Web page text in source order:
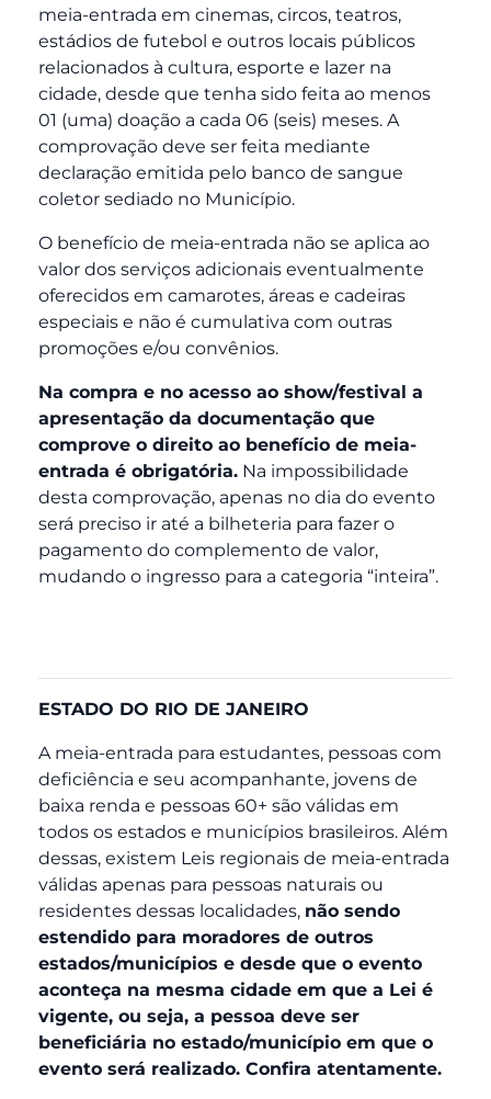
meia-entrada em cinemas, circos, teatros,
estádios de futebol e outros locais públicos
relacionados à cultura, esporte e lazer na
cidade, desde que tenha sido feita ao menos
01 (uma) doação a cada 06 (seis) meses. A
comprovação deve ser feita mediante
declaração emitida pelo banco de sangue
coletor sediado no Município.
O benefício de meia-entrada não se aplica ao
valor dos serviços adicionais eventualmente
oferecidos em camarotes, áreas e cadeiras
especiais e não é cumulativa com outras
promoções e/ou convênios.
Na compra e no acesso ao show/festival a
apresentação da documentação que
comprove o direito ao benefício de meia-
entrada é obrigatória. Na impossibilidade
desta comprovação, apenas no dia do evento
será preciso ir até a bilheteria para fazer o
pagamento do complemento de valor,
mudando o ingresso para a categoria “inteira”.
ESTADO DO RIO DE JANEIRO
A meia-entrada para estudantes, pessoas com
deficiência e seu acompanhante, jovens de
baixa renda e pessoas 60+ são válidas em
todos os estados e municípios brasileiros. Além
dessas, existem Leis regionais de meia-entrada
válidas apenas para pessoas naturais ou
residentes dessas localidades, não sendo
estendido para moradores de outros
estados/municípios e desde que o evento
aconteça na mesma cidade em que a Lei é
vigente, ou seja, a pessoa deve ser
beneficiária no estado/município em que o
evento será realizado. Confira atentamente.